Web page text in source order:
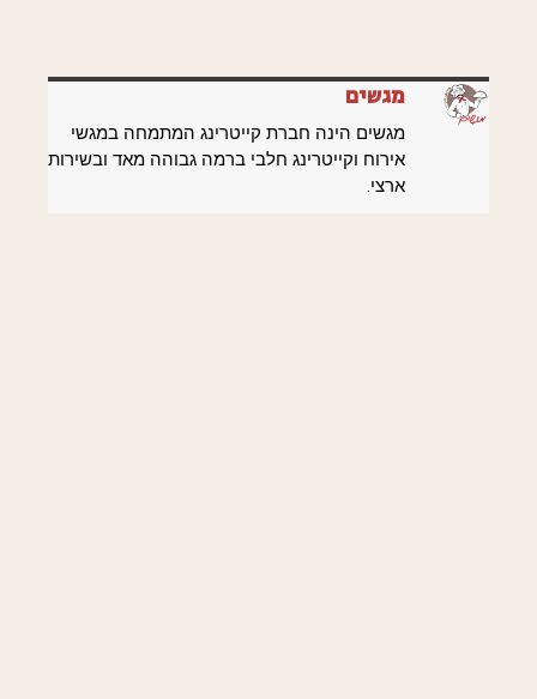
מגשים
מגשים הינה חברת קייטרינג המתמחה במגשי
אירוח וקייטרינג חלבי ברמה גבוהה מאד ובשירות
ארצי.